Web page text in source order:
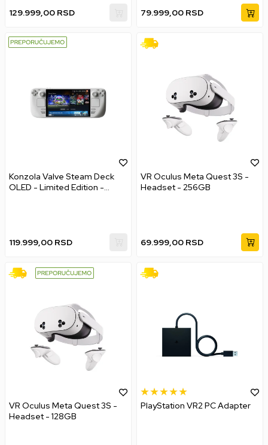
129.999,00 RSD 79.999,00 RSD
Konzola Valve Steam Deck
OLED - Limited Edition -
119.999,00 RSD
VR Oculus Meta Quest 3S -
Headset - 256GB
69.999,00 RSD
VR Oculus Meta Quest 3S -
Headset - 128GB
PlayStation VR2 PC Adapter